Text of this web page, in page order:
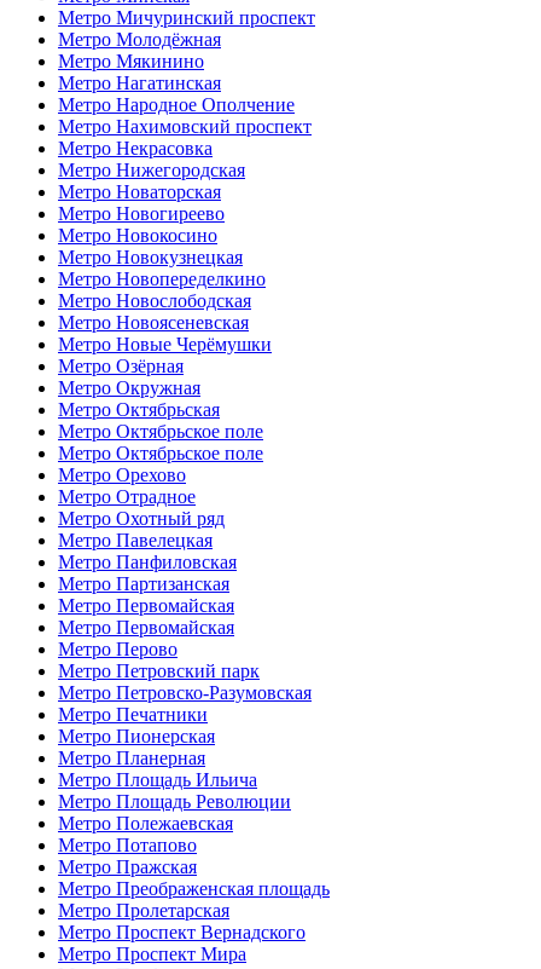
Метро Мичуринский проспект
Метро Молодёжная
Метро Мякинино
Метро Нагатинская
Метро Народное Ополчение
Метро Нахимовский проспект
Метро Некрасовка
Метро Нижегородская
Метро Новаторская
Метро Новогиреево
Метро Новокосино
Метро Новокузнецкая
Метро Новопеределкино
Метро Новослободская
Метро Новоясеневская
Метро Новые Черёмушки
Метро Озёрная
Метро Окружная
Метро Октябрьская
Метро Октябрьское поле
Метро Октябрьское поле
Метро Орехово
Метро Отрадное
Метро Охотный ряд
Метро Павелецкая
Метро Панфиловская
Метро Партизанская
Метро Первомайская
Метро Первомайская
Метро Перово
Метро Петровский парк
Метро Петровско-Разумовская
Метро Печатники
Метро Пионерская
Метро Планерная
Метро Площадь Ильича
Метро Площадь Революции
Метро Полежаевская
Метро Потапово
Метро Пражская
Метро Преображенская площадь
Метро Пролетарская
Метро Проспект Вернадского
Метро Проспект Мира